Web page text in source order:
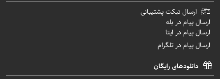
ارسال تیکت پشتیبانی
ارسال پیام در بله
ارسال پیام در ایتا
ارسال پیام در تلگرام
دانلودهای رایگان